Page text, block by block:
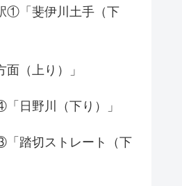
①「斐伊川土手（下
（上り）」
日野川（下り）」
踏切ストレート（下